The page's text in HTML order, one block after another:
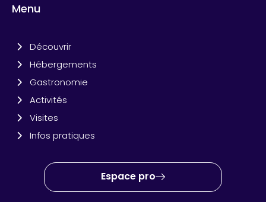
Menu
Découvrir
Hébergements
Gastronomie
Activités
Visites
Infos pratiques
Espace pro